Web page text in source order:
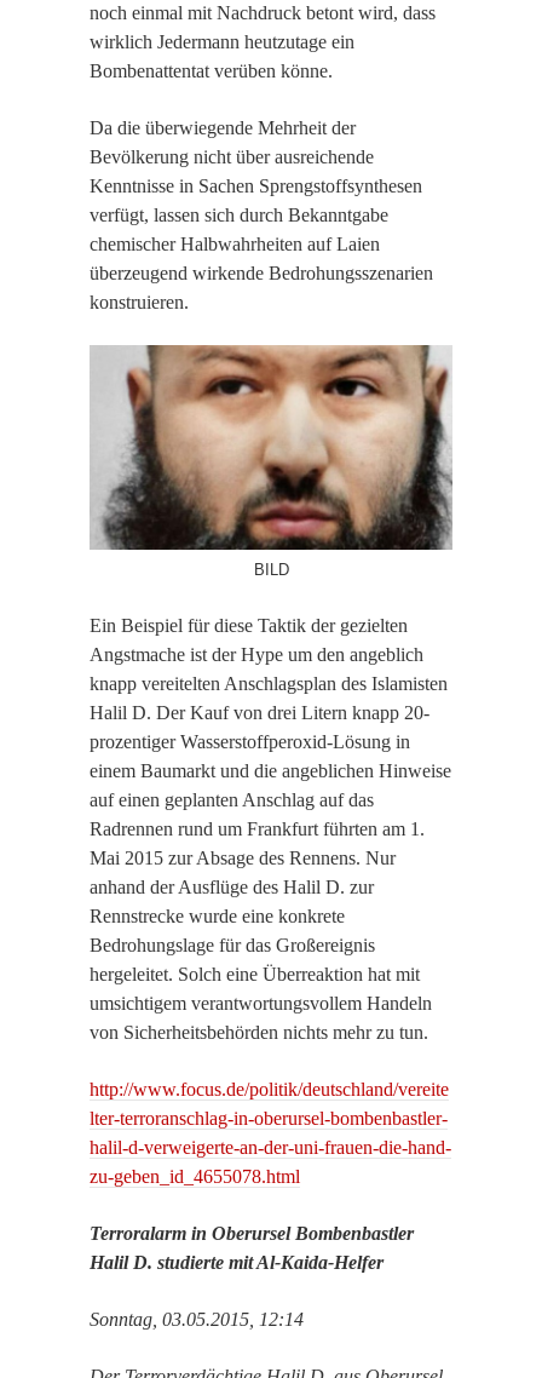
noch einmal mit Nachdruck betont wird, dass
wirklich Jedermann heutzutage ein
Bombenattentat verüben könne.
Da die überwiegende Mehrheit der
Bevölkerung nicht über ausreichende
Kenntnisse in Sachen Sprengstoffsynthesen
verfügt, lassen sich durch Bekanntgabe
chemischer Halbwahrheiten auf Laien
überzeugend wirkende Bedrohungsszenarien
konstruieren.
BILD
Ein Beispiel für diese Taktik der gezielten
Angstmache ist der Hype um den angeblich
knapp vereitelten Anschlagsplan des Islamisten
Halil D. Der Kauf von drei Litern knapp 20-
prozentiger Wasserstoffperoxid-Lösung in
einem Baumarkt und die angeblichen Hinweise
auf einen geplanten Anschlag auf das
Radrennen rund um Frankfurt führten am 1.
Mai 2015 zur Absage des Rennens. Nur
anhand der Ausflüge des Halil D. zur
Rennstrecke wurde eine konkrete
Bedrohungslage für das Großereignis
hergeleitet. Solch eine Überreaktion hat mit
umsichtigem verantwortungsvollem Handeln
von Sicherheitsbehörden nichts mehr zu tun.
http://www.focus.de/politik/deutschland/vereite
lter-terroranschlag-in-oberursel-bombenbastler-
halil-d-verweigerte-an-der-uni-frauen-die-hand-
zu-geben_id_4655078.html
Terroralarm in Oberursel Bombenbastler
Halil D. studierte mit Al-Kaida-Helfer
Sonntag, 03.05.2015, 12:14